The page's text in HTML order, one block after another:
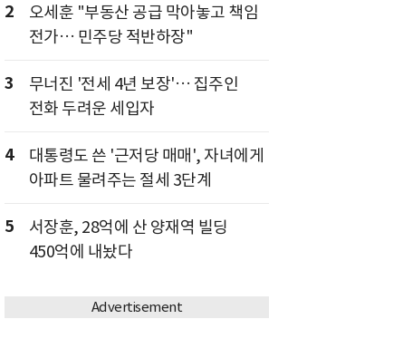
2
오세훈 "부동산 공급 막아놓고 책임
전가… 민주당 적반하장"
3
무너진 '전세 4년 보장'… 집주인
전화 두려운 세입자
4
대통령도 쓴 '근저당 매매', 자녀에게
아파트 물려주는 절세 3단계
5
서장훈, 28억에 산 양재역 빌딩
450억에 내놨다